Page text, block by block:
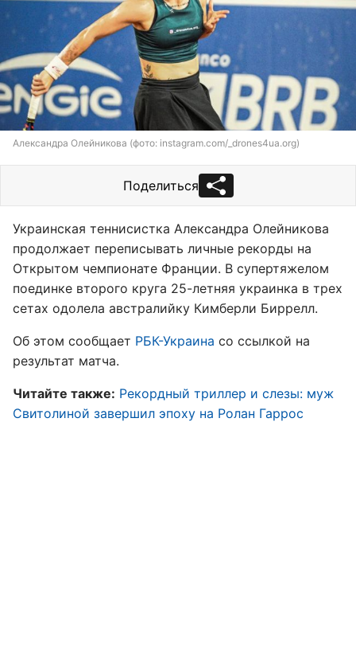
Александра Олейникова (фото: instagram.com/_drones4ua.org)
Поделиться
Украинская теннисистка Александра Олейникова
продолжает переписывать личные рекорды на
Открытом чемпионате Франции. В супертяжелом
поединке второго круга 25-летняя украинка в трех
сетах одолела австралийку Кимберли Биррелл.
Об этом сообщает РБК-Украина со ссылкой на
результат матча.
Читайте также: Рекордный триллер и слезы: муж
Свитолиной завершил эпоху на Ролан Гаррос